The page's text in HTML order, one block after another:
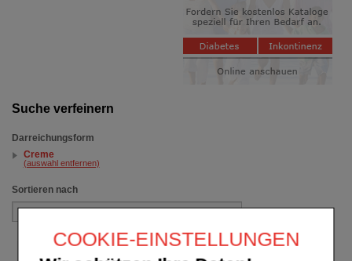
COOKIE-EINSTELLUNGEN
Suche verfeinern
Darreichungsform
Creme
(auswahl entfernen)
Sortieren nach